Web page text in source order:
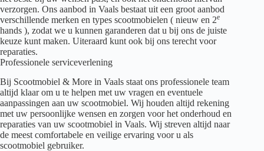
verzorgen. Ons aanbod in Vaals bestaat uit een groot aanbod
verschillende merken en types scootmobielen ( nieuw en 2e
hands ), zodat we u kunnen garanderen dat u bij ons de juiste
keuze kunt maken. Uiteraard kunt ook bij ons terecht voor
reparaties.
Professionele serviceverlening
Bij Scootmobiel & More in Vaals staat ons professionele team
altijd klaar om u te helpen met uw vragen en eventuele
aanpassingen aan uw scootmobiel. Wij houden altijd rekening
met uw persoonlijke wensen en zorgen voor het onderhoud en
reparaties van uw scootmobiel in Vaals. Wij streven altijd naar
de meest comfortabele en veilige ervaring voor u als
scootmobiel gebruiker.